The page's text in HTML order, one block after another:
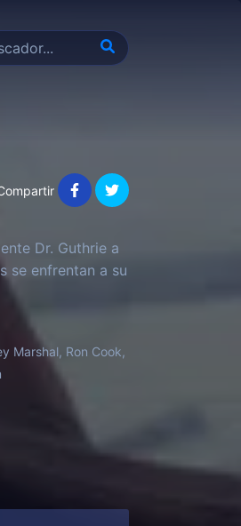
Dr. Guthrie a
se enfrentan a su
Marshal, Ron Cook,